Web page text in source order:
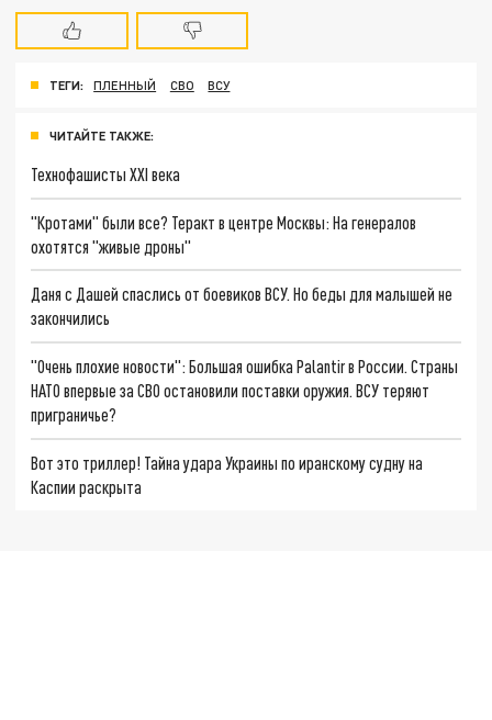
ТЕГИ: ПЛЕННЫЙ СВО ВСУ
ЧИТАЙТЕ ТАКЖЕ:
Технофашисты XXI века
"Кротами" были все? Теракт в центре Москвы: На генералов
охотятся "живые дроны"
Даня с Дашей спаслись от боевиков ВСУ. Но беды для малышей не
закончились
"Очень плохие новости": Большая ошибка Palantir в России. Страны
НАТО впервые за СВО остановили поставки оружия. ВСУ теряют
приграничье?
Вот это триллер! Тайна удара Украины по иранскому судну на
Каспии раскрыта